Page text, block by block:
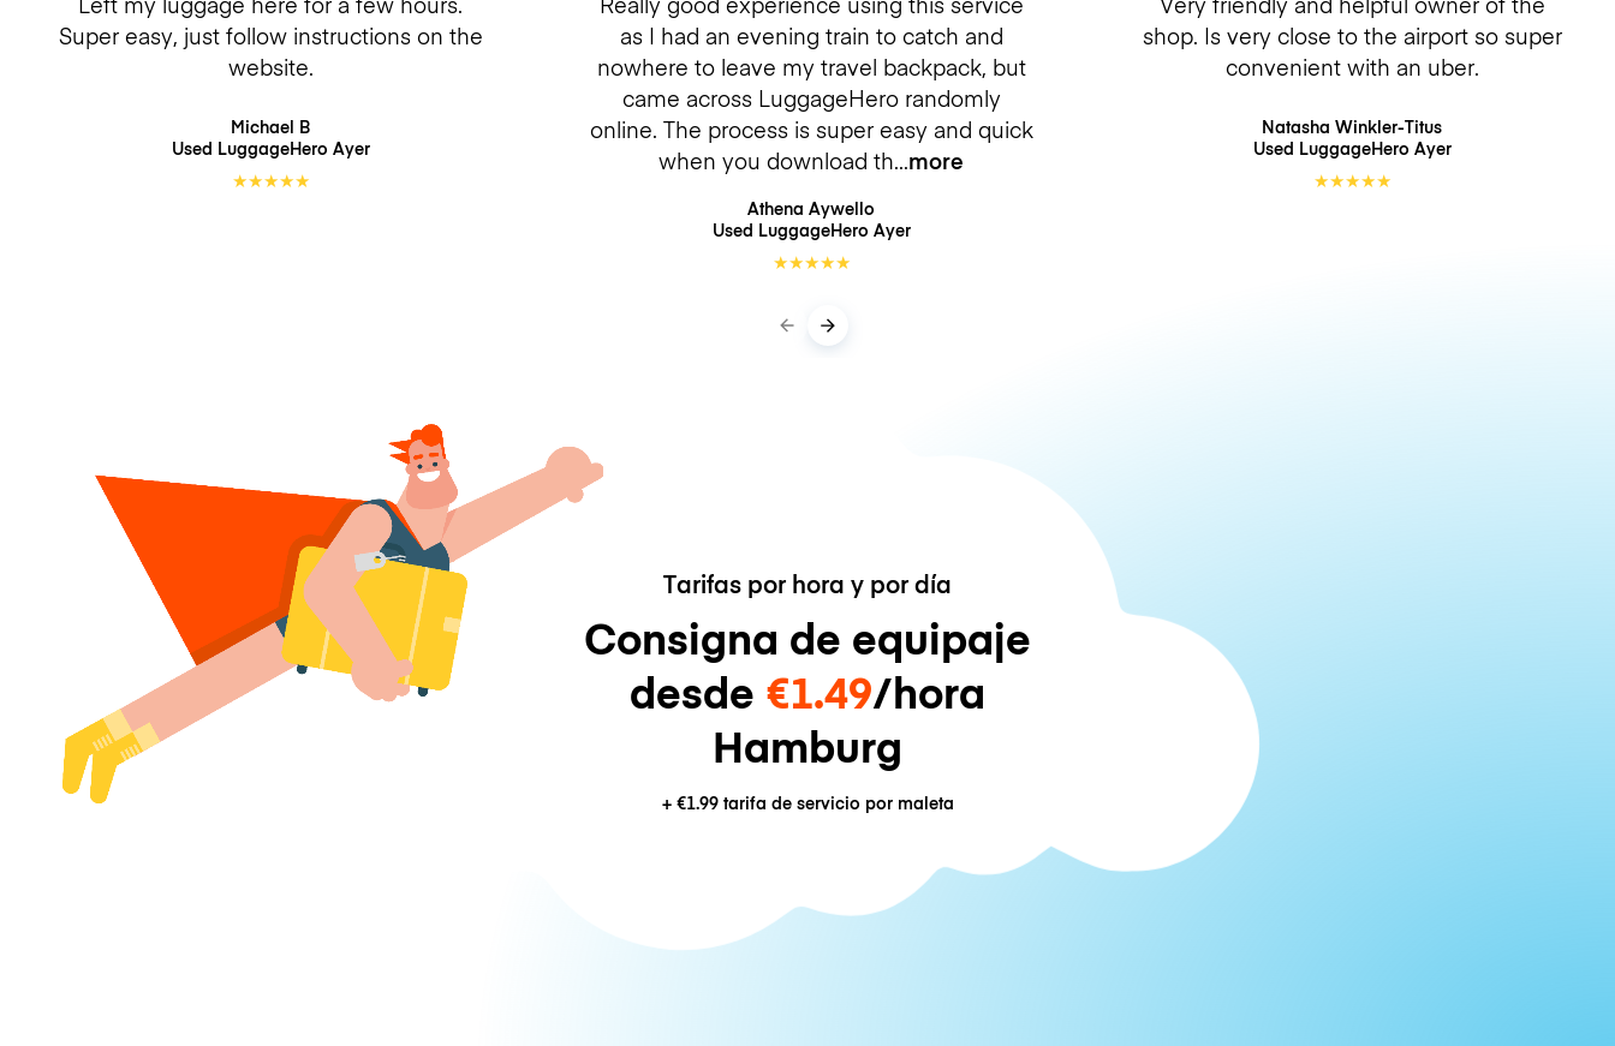
Super easy, just follow instructions on the
website.
Michael B
Used LuggageHero Ayer
★★★★★
as I had an evening train to catch and
nowhere to leave my travel backpack, but
came across LuggageHero randomly
online. The process is super easy and quick
when you download th more
Athena Aywello
Used LuggageHero Ayer
★★★★★
shop. Is very close to the airport so super
convenient with an uber.
Natasha Winkler-Titus
Used LuggageHero Ayer
★★★★★
Tarifas por hora y por día
Consigna de equipaje
desde €1.49/hora
Hamburg
+ €1.99tarifa de servicio por maleta